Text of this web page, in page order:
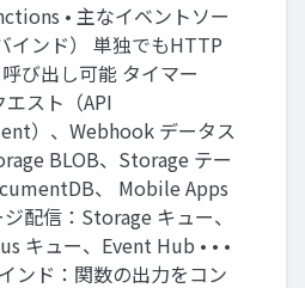
• 主なイベントソー
インド） 単独でもHTTP
び出し可能 タイマー
スト（API
）、Webhook データス
BLOB、Storage テー
、 Mobile Apps
配信：Storage キュー、
キュー、Event Hub • • •
ンド：関数の出力をコン